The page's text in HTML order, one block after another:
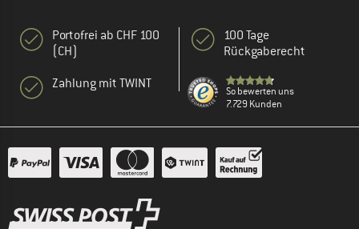
Portofrei ab CHF 100
(CH)
Zahlung mit TWINT
100 Tage
Rückgaberecht
So bewerten uns
7.729 Kunden